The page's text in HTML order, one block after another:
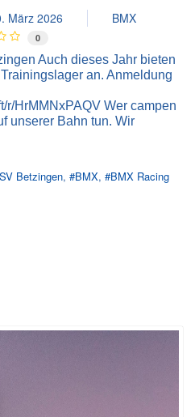
März 2026
BMX
0
Auch dieses Jahr bieten
an. Anmeldung
r/HrMMNxPAQV Wer campen
unserer Bahn tun. Wir
Betzingen BMX BMX Racing